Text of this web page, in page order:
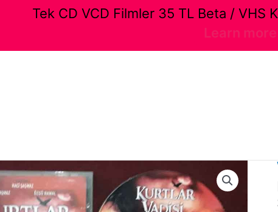
Tek CD VCD Filmler 35 TL Beta / VHS
Learn more